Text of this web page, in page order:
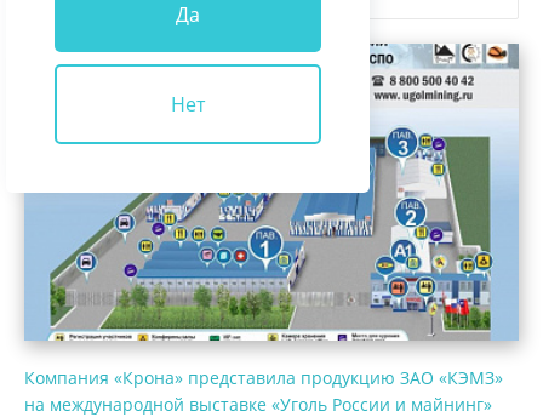
Да
Нет
Компания «Крона» представила продукцию ЗАО «КЭМЗ»
на международной выставке «Уголь России и майнинг»